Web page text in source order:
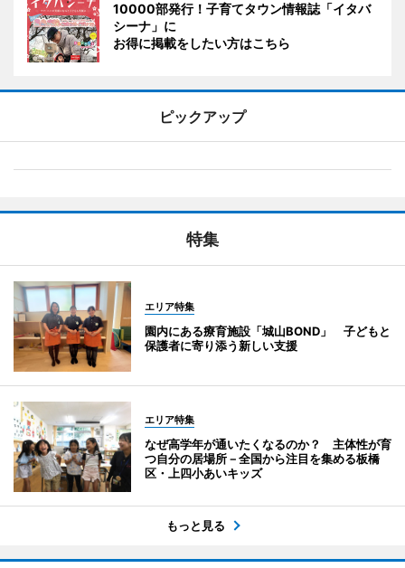
10000部発行！子育てタウン情報誌「イタバ
シーナ」に
お得に掲載をしたい方はこちら
ピックアップ
特集
エリア特集
園内にある療育施設「城山BOND」 子どもと
保護者に寄り添う新しい支援
エリア特集
なぜ高学年が通いたくなるのか？ 主体性が育
つ自分の居場所－全国から注目を集める板橋
区・上四小あいキッズ
もっと見る